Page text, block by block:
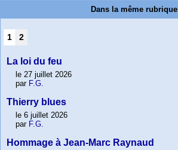
Dans la même rubrique
1 2
La loi du feu
le 27 juillet 2026
par F.G.
Thierry blues
le 6 juillet 2026
par F.G.
Hommage à Jean-Marc Raynaud